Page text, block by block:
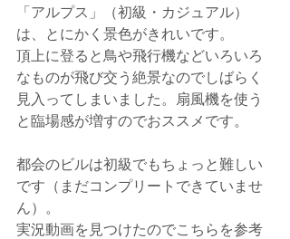
「アルプス」（初級・カジュアル）
は、とにかく景色がきれいです。
頂上に登ると鳥や飛行機などいろいろ
なものが飛び交う絶景なのでしばらく
見入ってしまいました。扇風機を使う
と臨場感が増すのでおススメです。
都会のビルは初級でもちょっと難しい
です（まだコンプリートできていませ
ん）。
実況動画を見つけたのでこちらを参考